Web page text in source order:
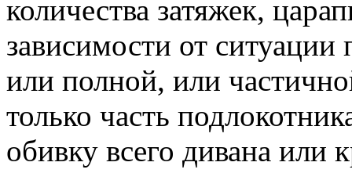
количества затяжек,
зависимости от
или полной, или
только часть
обивку всего дивана или